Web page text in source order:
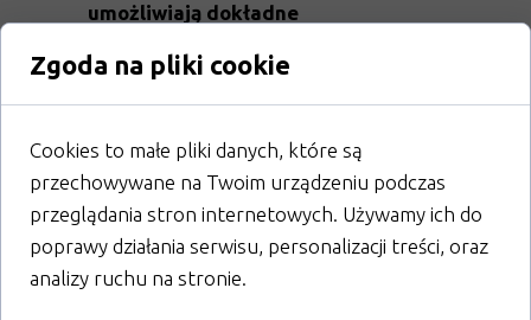
umożliwiają dokładne
parametrów związanych z pracą
kierowcy.Pracodawca powinien
regularnie analizować dane z
tachografów oraz przechowywać je
przez określony czas, zgodnie z
obowiązującymi przepisami. Oprócz
tachografów, można również stosować
Zgoda na pliki cookie
Cookies to małe pliki danych, które są
przechowywane na Twoim urządzeniu podczas
przeglądania stron internetowych. Używamy ich do
poprawy działania serwisu, personalizacji treści, oraz
analizy ruchu na stronie.